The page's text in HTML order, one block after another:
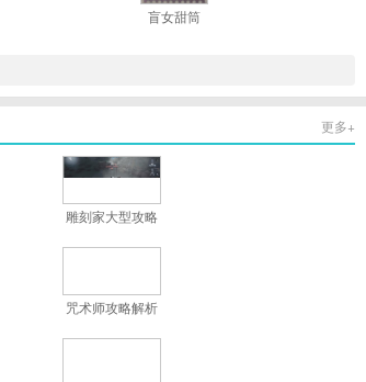
盲女甜筒
更多+
雕刻家大型攻略
咒术师攻略解析